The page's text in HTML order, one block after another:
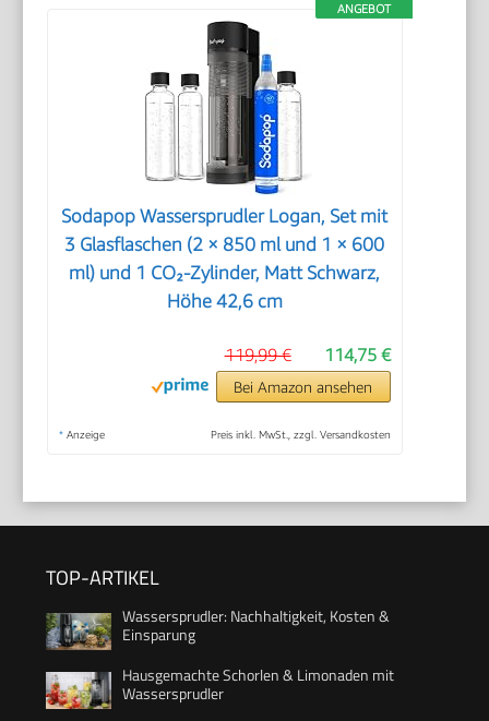
ANGEBOT
Sodapop Wassersprudler Logan, Set mit
3 Glasflaschen (2 × 850 ml und 1 × 600
ml) und 1 CO₂-Zylinder, Matt Schwarz,
Höhe 42,6 cm
114,75 €
119,99 €
Bei Amazon ansehen
* Anzeige Preis inkl. MwSt., zzgl. Versandkosten
TOP-ARTIKEL
Wassersprudler: Nachhaltigkeit, Kosten &
Einsparung
Hausgemachte Schorlen & Limonaden mit
Wassersprudler